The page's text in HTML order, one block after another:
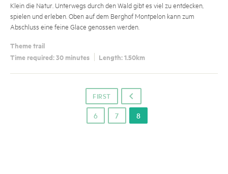
Klein die Natur. Unterwegs durch den Wald gibt es viel zu entdecken,
spielen und erleben. Oben auf dem Berghof Montpelon kann zum
Abschluss eine feine Glace genossen werden.
Theme trail
Time required: 30 minutes
Length: 1.50km
FIRST o
6 7 8